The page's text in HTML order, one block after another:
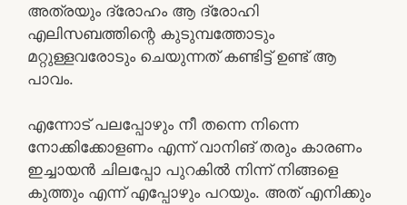
അത്രയും ദ്രോഹം ആ ദ്രോഹി
എലിസബത്തിന്റെ കുടുമ്പത്തോടും
മറ്റുള്ളവരോടും ചെയുന്നത് കണ്ടിട്ട് ഉണ്ട് ആ
പാവം.
എന്നോട് പലപ്പോഴും നീ തന്നെ നിന്നെ
നോക്കിക്കോളണം എന്ന് വാനിങ് തരും കാരണം
ഇച്ചായൻ ചിലപ്പോ പുറകിൽ നിന്ന് നിങ്ങളെ
കുത്തും എന്ന് എപ്പോഴും പറയും. അത്‌ എനിക്കും